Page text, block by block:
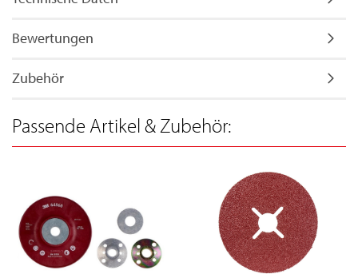
Bewertungen
Zubehör
Passende Artikel & Zubehör: